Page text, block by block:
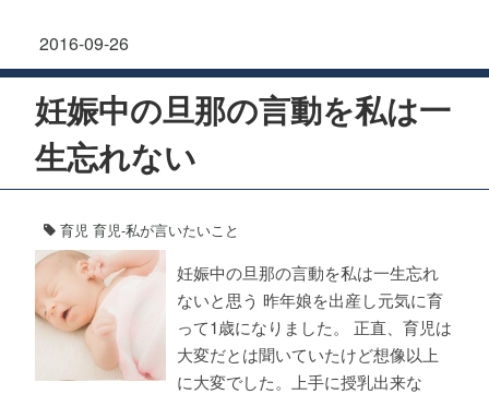
2016-09-26
妊娠中の旦那の言動を私は一
生忘れない
育児 育児-私が言いたいこと
妊娠中の旦那の言動を私は一生忘れ
ないと思う 昨年娘を出産し元気に育
って1歳になりました。 正直、育児は
大変だとは聞いていたけど想像以上
に大変でした。上手に授乳出来な